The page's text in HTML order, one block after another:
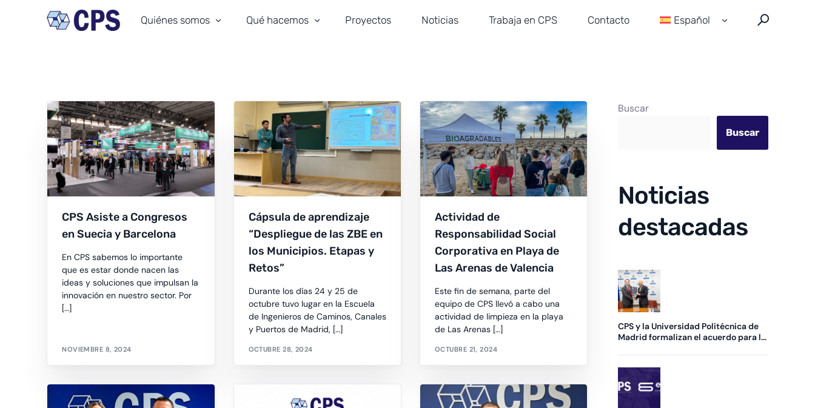
Quiénes somos
Cultura CPS
Nuestro compromiso
Certificaciones
Donde estamos
Qué hacemos
Ingeniería Civil
Arquitectura
Instalaciones e ITS
Proyectos Noticias Trabaja en CPS Contacto Español
CPS Asiste a Congresos
en Suecia y Barcelona
En CPS sabemos lo importante
que es estar donde nacen las
ideas y soluciones que impulsan la
innovación en nuestro sector. Por
[…]
NOVIEMBRE 8, 2024
Cápsula de aprendizaje
“Despliegue de las ZBE en
los Municipios. Etapas y
Retos”
Durante los días 24 y 25 de
octubre tuvo lugar en la Escuela
de Ingenieros de Caminos, Canales
y Puertos de Madrid, […]
OCTUBRE 28, 2024
Actividad de
Responsabilidad Social
Corporativa en Playa de
Las Arenas de Valencia
Este fin de semana, parte del
equipo de CPS llevó a cabo una
actividad de limpieza en la playa
de Las Arenas […]
OCTUBRE 21, 2024
Buscar
Buscar
Noticias
destacadas
CPS y la Universidad Politécnica de
Madrid formalizan el acuerdo para la